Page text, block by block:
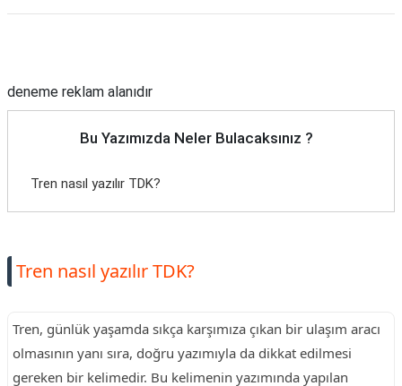
deneme reklam alanıdır
Bu Yazımızda Neler Bulacaksınız ?
Tren nasıl yazılır TDK?
Tren nasıl yazılır TDK?
Tren, günlük yaşamda sıkça karşımıza çıkan bir ulaşım aracı
olmasının yanı sıra, doğru yazımıyla da dikkat edilmesi
gereken bir kelimedir. Bu kelimenin yazımında yapılan